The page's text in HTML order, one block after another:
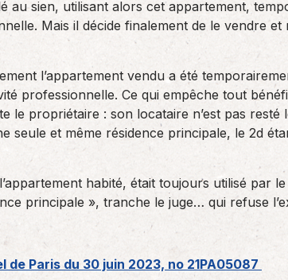
AS Entreprises vous…
des réglementations qui…
au sien, utilisant alors cet appartement,
Mais il décide finalement de le vendre et
l’appartement vendu a été
professionnelle. Ce qui empêche tout
le propriétaire : son locataire n’est pas resté
seule et même résidence principale, le 2d
habité, était toujours utilisé par
principale », tranche le juge… qui refuse
Paris du 30 juin 2023, no 21PA05087